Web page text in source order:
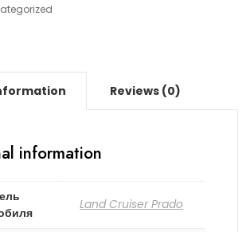
Reviews (0)
information
Land Cruiser Prado